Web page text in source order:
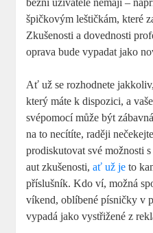
běžní uživatelé nemají –
špičkovým leštičkám, které
Zkušenosti a dovednosti
oprava bude vypadat jako
Ať už se rozhodnete
který máte k dispozici, a
svépomocí může být
na to necítíte, raději
prodiskutovat své možnosti
aut zkušenosti,ať už je to
příslušník. Kdo ví, možná
víkend, oblíbené písničky v
vypadá jako vystřižené z